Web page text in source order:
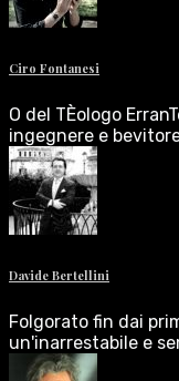
Ciro Fontanesi
O del TÈologo
ingegnere e
Davide Bertellini
Folgorato fin dai
un'inarrestabile e